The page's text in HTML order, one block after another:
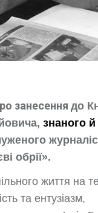
занесення до
знаного й
обрії».
життя на
та ентузіазм,